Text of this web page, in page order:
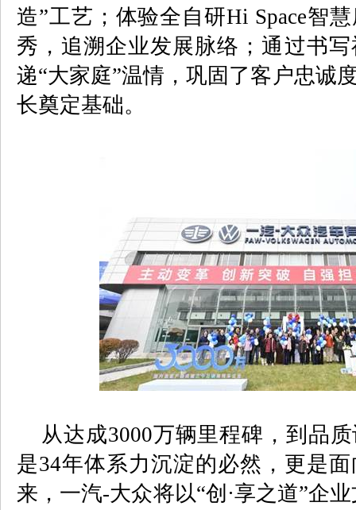
造”工艺；体验全自研Hi Space智
秀，追溯企业发展脉络；通过书
递“大家庭”温情，巩固了客户忠诚
长奠定基础。
从达成3000万辆里程碑，到品
是34年体系力沉淀的必然，更是
来，一汽-大众将以“创·享之道”企